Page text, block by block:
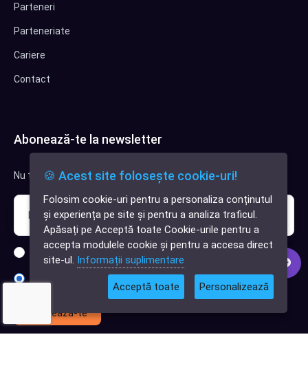
✕
Cauți o aplicație
software?
Parteneri
Parteneriate
Cariere
Contact
Abonează-te la newsletter
Nu trimitem spam, deci nu îți face griji.
Sunt interesat de clienți pentru compania mea IT
Sunt interesat de achiziții software
Abonează-te
🍪 Acest site folosește cookie-uri!
Folosim cookie-uri pentru a personaliza conținutul
și experiența pe site și pentru a analiza traficul.
Apăsați pe Acceptă toate Cookie-urile pentru a
accepta modulele cookie și pentru a accesa direct
site-ul. Informații suplimentare
Acceptă toate Personalizează